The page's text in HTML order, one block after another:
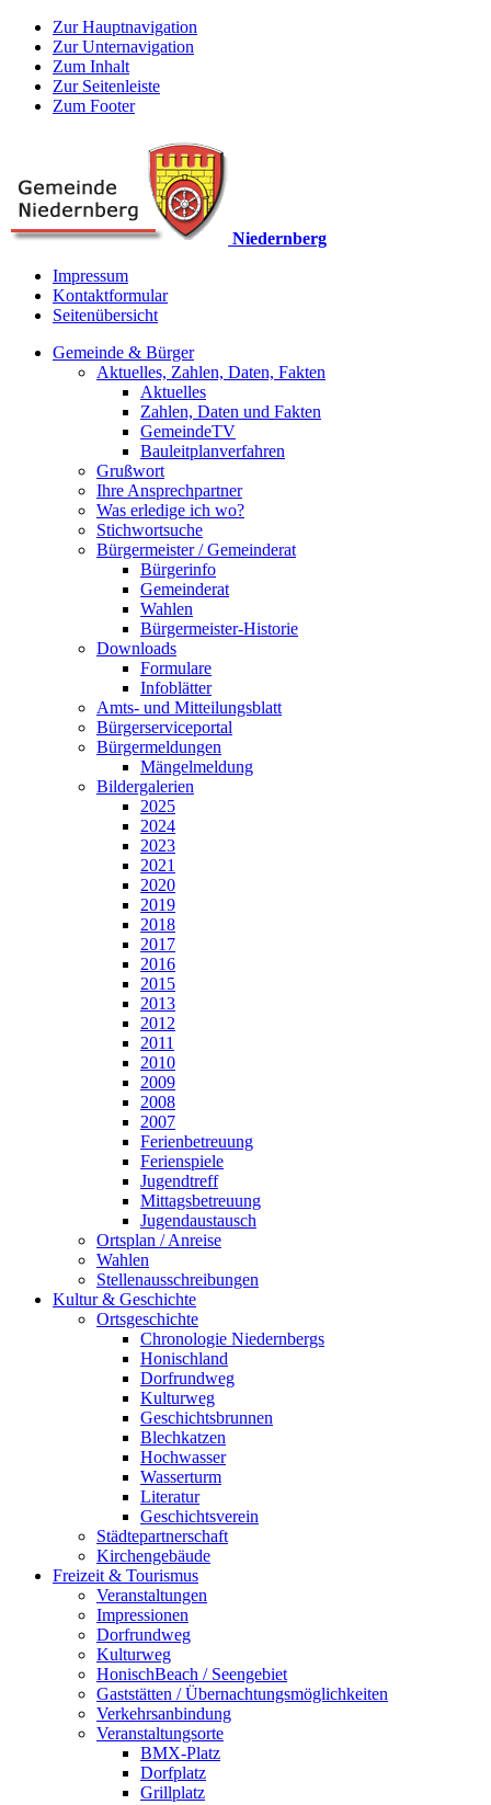
Zur Hauptnavigation
Zur Unternavigation
Zum Inhalt
Zur Seitenleiste
Zum Footer
Niedernberg
Impressum
Kontaktformular
Seitenübersicht
Gemeinde & Bürger
Aktuelles, Zahlen, Daten, Fakten
Aktuelles
Zahlen, Daten und Fakten
GemeindeTV
Bauleitplanverfahren
Grußwort
Ihre Ansprechpartner
Was erledige ich wo?
Stichwortsuche
Bürgermeister / Gemeinderat
Bürgerinfo
Gemeinderat
Wahlen
Bürgermeister-Historie
Downloads
Formulare
Infoblätter
Amts- und Mitteilungsblatt
Bürgerserviceportal
Bürgermeldungen
Mängelmeldung
Bildergalerien
2025
2024
2023
2021
2020
2019
2018
2017
2016
2015
2013
2012
2011
2010
2009
2008
2007
Ferienbetreuung
Ferienspiele
Jugendtreff
Mittagsbetreuung
Jugendaustausch
Ortsplan / Anreise
Wahlen
Stellenausschreibungen
Kultur & Geschichte
Ortsgeschichte
Chronologie Niedernbergs
Honischland
Dorfrundweg
Kulturweg
Geschichtsbrunnen
Blechkatzen
Hochwasser
Wasserturm
Literatur
Geschichtsverein
Städtepartnerschaft
Kirchengebäude
Freizeit & Tourismus
Veranstaltungen
Impressionen
Dorfrundweg
Kulturweg
HonischBeach / Seengebiet
Gaststätten / Übernachtungsmöglichkeiten
Verkehrsanbindung
Veranstaltungsorte
BMX-Platz
Dorfplatz
Grillplatz